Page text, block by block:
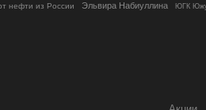
нефти из России Эльвира Набиуллина ЮГК